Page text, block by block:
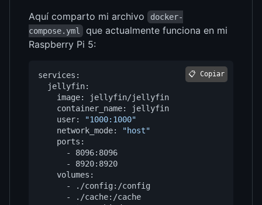
Aquí comparto mi archivo
docker-
compose.yml
que actualmente funciona en mi
Raspberry Pi 5:
services :
jellyfin:
image:
jellyfin/jellyfin
container_name:
jellyfin
user:
"1000:1000"
network_mode:
"host"
ports :
- 8096: 8096
- 8920: 8920
volumes :
-
./config:/config
-
./cache:/cache
📋 Copiar